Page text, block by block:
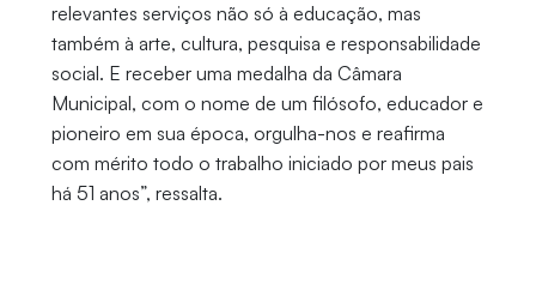
relevantes serviços não só à educação, mas
também à arte, cultura, pesquisa e responsabilidade
social. E receber uma medalha da Câmara
Municipal, com o nome de um filósofo, educador e
pioneiro em sua época, orgulha-nos e reafirma
com mérito todo o trabalho iniciado por meus pais
há 51 anos”, ressalta.